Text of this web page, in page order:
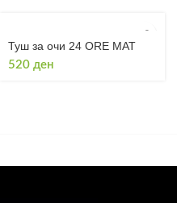
Туш за очи 24 ORE MAT
520 ден